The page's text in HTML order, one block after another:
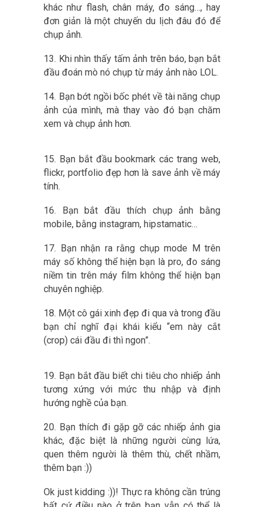
khác như flash, chân máy, đo sáng…, hay
đơn giản là một chuyến du lịch đâu đó để
chụp ảnh.
13. Khi nhìn thấy tấm ảnh trên báo, bạn bắt
đầu đoán mò nó chụp từ máy ảnh nào LOL.
14. Bạn bớt ngồi bốc phét về tài năng chụp
ảnh của mình, mà thay vào đó bạn chăm
xem và chụp ảnh hơn.
15. Bạn bắt đầu bookmark các trang web,
flickr, portfolio đẹp hơn là save ảnh về máy
tính.
16. Bạn bắt đầu thích chụp ảnh bằng
mobile, bằng instagram, hipstamatic…
17. Bạn nhận ra rằng chụp mode M trên
máy số không thể hiện bạn là pro, đo sáng
niềm tin trên máy film không thể hiện bạn
chuyên nghiệp.
18. Một cô gái xinh đẹp đi qua và trong đầu
bạn chỉ nghĩ đại khái kiểu “em này cắt
(crop) cái đầu đi thì ngon”.
19. Bạn bắt đầu biết chi tiêu cho nhiếp ảnh
tương xứng với mức thu nhập và định
hướng nghề của bạn.
20. Bạn thích đi gặp gỡ các nhiếp ảnh gia
khác, đặc biệt là những người cùng lứa,
quen thêm người là thêm thù, chết nhầm,
thêm bạn :))
Ok just kidding :))! Thực ra không cần trúng